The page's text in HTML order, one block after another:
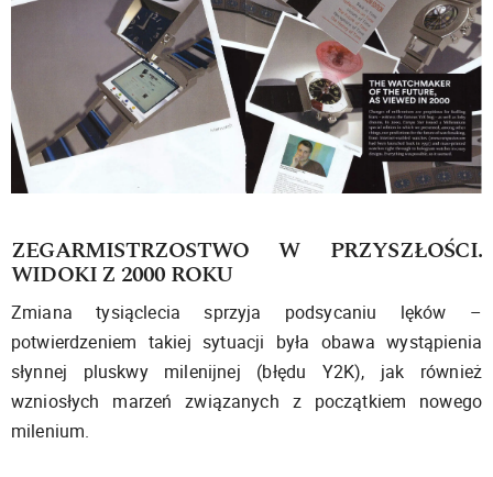
ZEGARMISTRZOSTWO W PRZYSZŁOŚCI.
WIDOKI Z 2000 ROKU
Zmiana tysiąclecia sprzyja podsycaniu lęków –
potwierdzeniem takiej sytuacji była obawa wystąpienia
słynnej pluskwy milenijnej (błędu Y2K), jak również
wzniosłych marzeń związanych z początkiem nowego
milenium.